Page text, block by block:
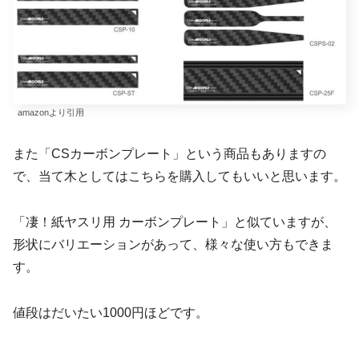
amazonより引用
また「CSカーボンプレート」という商品もありますの
で、当て木としてはこちらを購入してもいいと思います。
「凄！紙ヤスリ用 カーボンプレート」と似ていますが、
形状にバリエーションがあって、様々な使い方もできま
す。
値段はだいたい1000円ほどです。